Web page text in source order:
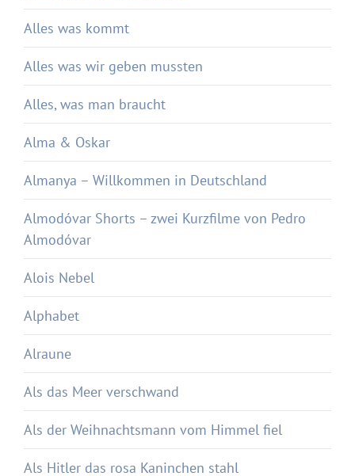
Alles was kommt
Alles was wir geben mussten
Alles, was man braucht
Alma & Oskar
Almanya – Willkommen in Deutschland
Almodóvar Shorts – zwei Kurzfilme von Pedro
Almodóvar
Alois Nebel
Alphabet
Alraune
Als das Meer verschwand
Als der Weihnachtsmann vom Himmel fiel
Als Hitler das rosa Kaninchen stahl